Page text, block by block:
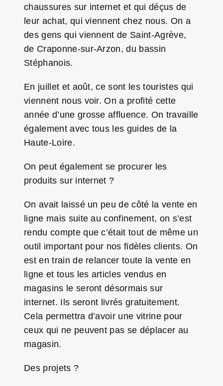
chaussures sur internet et qui déçus de
leur achat, qui viennent chez nous. On a
des gens qui viennent de Saint-Agrève,
de Craponne-sur-Arzon, du bassin
Stéphanois.
En juillet et août, ce sont les touristes qui
viennent nous voir. On a profité cette
année d’une grosse affluence. On travaille
également avec tous les guides de la
Haute-Loire.
On peut également se procurer les
produits sur internet ?
On avait laissé un peu de côté la vente en
ligne mais suite au confinement, on s’est
rendu compte que c’était tout de même un
outil important pour nos fidèles clients. On
est en train de relancer toute la vente en
ligne et tous les articles vendus en
magasins le seront désormais sur
internet. Ils seront livrés gratuitement.
Cela permettra d’avoir une vitrine pour
ceux qui ne peuvent pas se déplacer au
magasin.
Des projets ?